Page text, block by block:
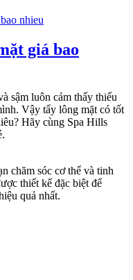
giá bao
sậm luôn cảm thấy thiếu
Vậy tẩy lông mặt có tốt
Hãy cùng Spa Hills
chăm sóc cơ thể và tinh
thiết kế đặc biệt để
quả nhất.